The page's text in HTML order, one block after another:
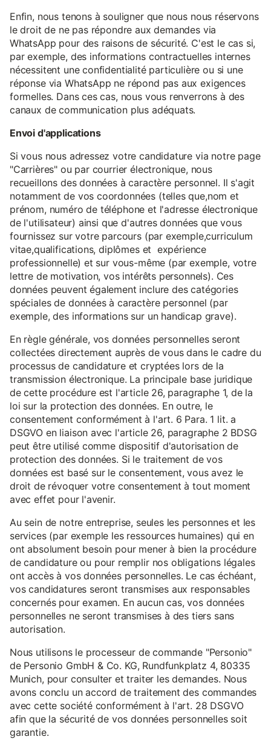
Enfin, nous tenons à souligner que nous nous réservons
le droit de ne pas répondre aux demandes via
WhatsApp pour des raisons de sécurité. C'est le cas si,
par exemple, des informations contractuelles internes
nécessitent une confidentialité particulière ou si une
réponse via WhatsApp ne répond pas aux exigences
formelles. Dans ces cas, nous vous renverrons à des
canaux de communication plus adéquats.
Envoi d'applications
Si vous nous adressez votre candidature via notre page
"Carrières" ou par courrier électronique, nous
recueillons des données à caractère personnel. Il s'agit
notamment de vos coordonnées (telles que,nom et
prénom, numéro de téléphone et l'adresse électronique
de l'utilisateur) ainsi que d'autres données que vous
fournissez sur votre parcours (par exemple,curriculum
vitae,qualifications, diplômes et expérience
professionnelle) et sur vous-même (par exemple, votre
lettre de motivation, vos intérêts personnels). Ces
données peuvent également inclure des catégories
spéciales de données à caractère personnel (par
exemple, des informations sur un handicap grave).
En règle générale, vos données personnelles seront
collectées directement auprès de vous dans le cadre du
processus de candidature et cryptées lors de la
transmission électronique. La principale base juridique
de cette procédure est l'article 26, paragraphe 1, de la
loi sur la protection des données. En outre, le
consentement conformément à l'art. 6 Para. 1 lit. a
DSGVO en liaison avec l'article 26, paragraphe 2 BDSG
peut être utilisé comme dispositif d'autorisation de
protection des données. Si le traitement de vos
données est basé sur le consentement, vous avez le
droit de révoquer votre consentement à tout moment
avec effet pour l'avenir.
Au sein de notre entreprise, seules les personnes et les
services (par exemple les ressources humaines) qui en
ont absolument besoin pour mener à bien la procédure
de candidature ou pour remplir nos obligations légales
ont accès à vos données personnelles. Le cas échéant,
vos candidatures seront transmises aux responsables
concernés pour examen. En aucun cas, vos données
personnelles ne seront transmises à des tiers sans
autorisation.
Nous utilisons le processeur de commande "Personio"
de Personio GmbH & Co. KG, Rundfunkplatz 4, 80335
Munich, pour consulter et traiter les demandes. Nous
avons conclu un accord de traitement des commandes
avec cette société conformément à l'art. 28 DSGVO
afin que la sécurité de vos données personnelles soit
garantie.